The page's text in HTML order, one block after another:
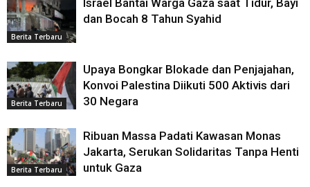
Berita Terbaru
Israel Bantai Warga Gaza saat Tidur, Bayi
dan Bocah 8 Tahun Syahid
Berita Terbaru
Upaya Bongkar Blokade dan Penjajahan,
Konvoi Palestina Diikuti 500 Aktivis dari
30 Negara
Berita Terbaru
Ribuan Massa Padati Kawasan Monas
Jakarta, Serukan Solidaritas Tanpa Henti
untuk Gaza